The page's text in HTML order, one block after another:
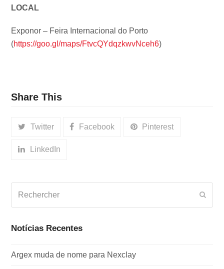
LOCAL
Exponor – Feira Internacional do Porto
(https://goo.gl/maps/FtvcQYdqzkwvNceh6)
Share This
Twitter Facebook Pinterest
LinkedIn
Notícias Recentes
Argex muda de nome para Nexclay